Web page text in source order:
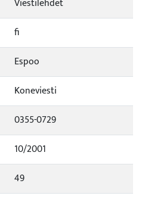
Viestilehdet
fi
Espoo
Koneviesti
0355-0729
10/2001
49